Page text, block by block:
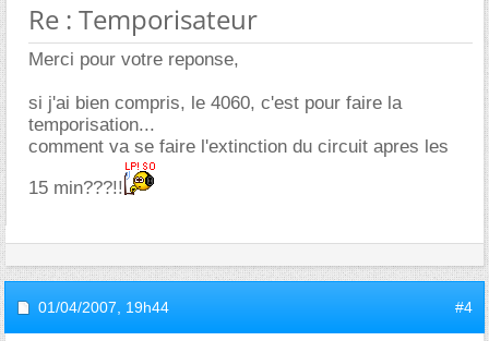
Re : Temporisateur
Merci pour votre reponse,
si j'ai bien compris, le 4060, c'est pour faire la
temporisation...
comment va se faire l'extinction du circuit apres les
15 min???!!
01/04/2007, 19h44 #4